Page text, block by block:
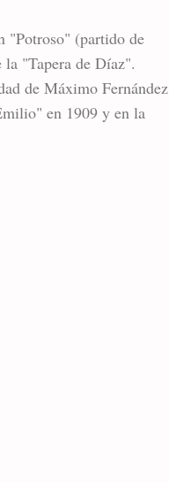
"Potroso" (partido de
"Tapera de Díaz".
de Máximo Fernández
en 1909 y en la